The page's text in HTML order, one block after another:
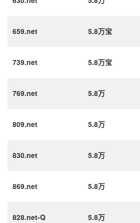
659.net 5.8万宝
739.net 5.8万宝
769.net 5.8万
809.net 5.8万
830.net 5.8万
869.net 5.8万
828.net-Q 5.8万